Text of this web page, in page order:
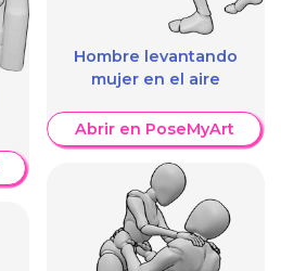
Hombre levantando
mujer en el aire
Abrir en PoseMyArt